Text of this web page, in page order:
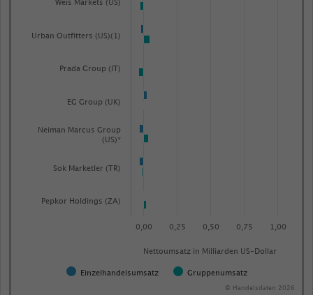
Nettoumsatz in Milliarden US-Dollar
Einzelhandelsumsatz Gruppenumsatz
Weis Markets (US)
Urban Outfitters (US)(1)
Prada Group (IT)
EG Group (UK)
Neiman Marcus Group
(US)*
Sok Marketler (TR)
Pepkor Holdings (ZA)
0,00 0,25 0,50 0,75 1,00
© Handelsdaten 2026